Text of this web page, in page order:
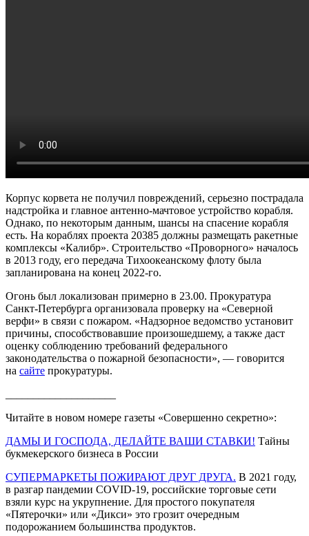
Корпус корвета не получил повреждений, серьезно пострадала
надстройка и главное антенно-мачтовое устройство корабля.
Однако, по некоторым данным, шансы на спасение корабля
есть. На кораблях проекта 20385 должны размещать ракетные
комплексы «Калибр». Строительство «Проворного» началось
в 2013 году, его передача Тихоокеанскому флоту была
запланирована на конец 2022-го.
Огонь был локализован примерно в 23.00. Прокуратура
Санкт-Петербурга организовала проверку на «Северной
верфи» в связи с пожаром. «Надзорное ведомство установит
причины, способствовавшие произошедшему, а также даст
оценку соблюдению требований федерального
законодательства о пожарной безопасности», — говорится
на сайте прокуратуры.
Читайте в новом номере газеты «Совершенно секретно»:
ДАМЫ И ГОСПОДА, ДЕЛАЙТЕ ВАШИ СТАВКИ! Тайны
букмекерского бизнеса в России
СУПЕРМАРКЕТЫ ПОЖИРАЮТ ДРУГ ДРУГА. В 2021 году,
в разгар пандемии COVID-19, российские торговые сети
взяли курс на укрупнение. Для простого покупателя
«Пятерочки» или «Дикси» это грозит очередным
подорожанием большинства продуктов.